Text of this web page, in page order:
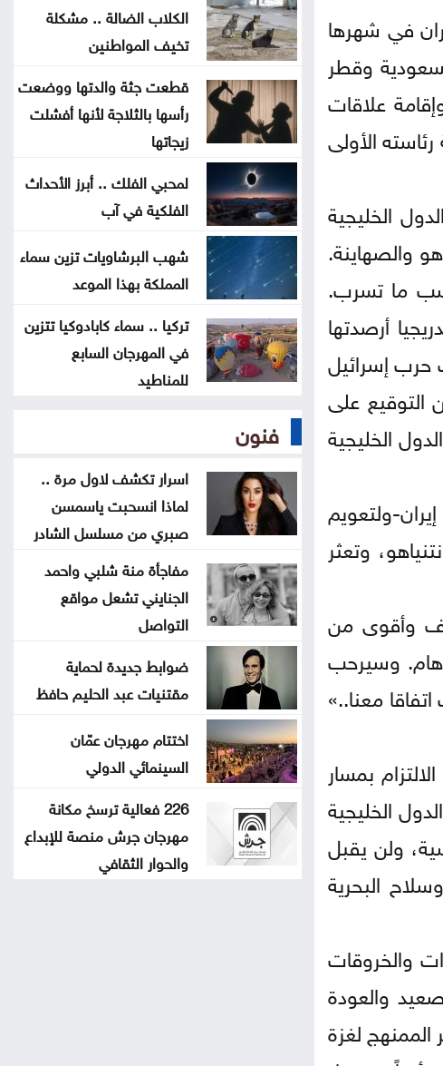
في شهرها
وخاصة السعودية وقطر
علاقات
الأولى
الخليجية
والصهاينة.
ما تسرب.
أرصدتها
حرب إسرائيل
على
الخليجية
ولتعويم
وتعثر
وأقوى من
وسيرحب
معنا..»
بمسار
الخليجية
ولن يقبل
البحرية
والخروقات
والعودة
الممنهج لغزة
دراسة حديثة: التحدث بأكثر من لغة
يبطئ الشيخوخة البيولوجية للدماغ
لا تغيير على موعد العودة للمدارس
تركيا والسعودية وباكستان تعتزم
توقيع اتفاقية دفاع مشترك
ترامب يوقع أمرا تنفيذيا يهدف لتقييد
حق اكتساب الجنسية الأميركية بالولادة
الكلاب الضالة .. مشكلة
تخيف المواطنين
قطعت جثة والدتها ووضعت
رأسها بالثلاجة لأنها أفشلت
زيجاتها
لمحبي الفلك .. أبرز الأحداث
الفلكية في آب
شهب البرشاويات تزين سماء
المملكة بهذا الموعد
تركيا .. سماء كابادوكيا تتزين
في المهرجان السابع
للمناطيد
فنون
اسرار تكشف لاول مرة ..
لماذا انسحبت ياسمسن
صبري من مسلسل الشادر
مفاجأة منة شلبي واحمد
الجنايني تشعل مواقع
التواصل
ضوابط جديدة لحماية
مقتنيات عبد الحليم حافظ
اختتام مهرجان عمّان
السينمائي الدولي
226 فعالية ترسخ مكانة
مهرجان جرش منصة للإبداع
والحوار الثقافي